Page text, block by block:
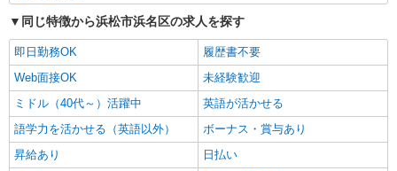
同じ特徴から浜松市浜名区の求人を探す
即日勤務OK
履歴書不要
Web面接OK
未経験歓迎
ミドル（40代～）活躍中
英語が活かせる
語学力を活かせる（英語以外）
ボーナス・賞与あり
昇給あり
日払い